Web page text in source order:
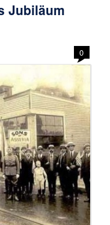
Jubiläum
0